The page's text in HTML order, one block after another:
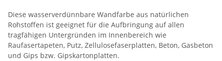
Diese wasserverdünnbare Wandfarbe aus natürlichen
Rohstoffen ist geeignet für die Aufbringung auf allen
tragfähigen Untergründen im Innenbereich wie
Raufasertapeten, Putz, Zellulosefaserplatten, Beton, Gasbeton
und Gips bzw. Gipskartonplatten.